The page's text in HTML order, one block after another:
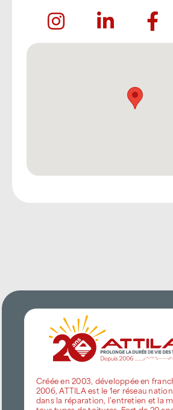
Créée en 2003, développée en
2006, ATTILA est le 1er réseau
dans la réparation, l’entretien et la